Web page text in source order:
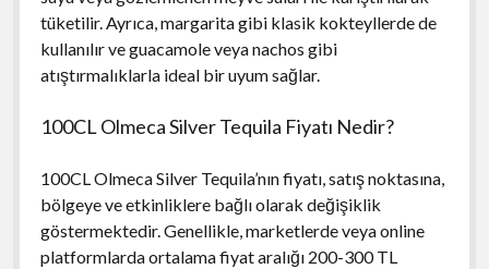
tüketilir. Ayrıca, margarita gibi klasik kokteyllerde de
kullanılır ve guacamole veya nachos gibi
atıştırmalıklarla ideal bir uyum sağlar.
100CL Olmeca Silver Tequila Fiyatı Nedir?
100CL Olmeca Silver Tequila’nın fiyatı, satış noktasına,
bölgeye ve etkinliklere bağlı olarak değişiklik
göstermektedir. Genellikle, marketlerde veya online
platformlarda ortalama fiyat aralığı 200-300 TL